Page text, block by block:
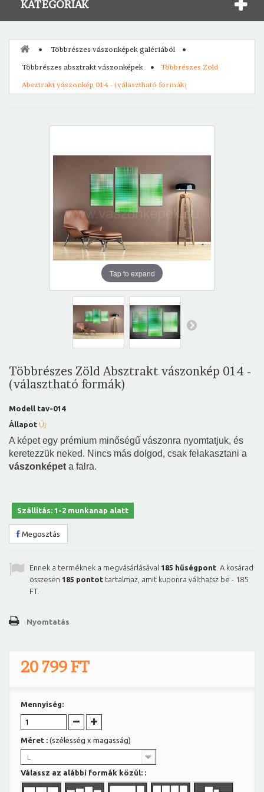
KATEGÓRIÁK
Többrészes vászonképek galériából
Többrészes absztrakt vászonképek
Többrészes Zöld
Absztrakt vászonkép 014 - (választható formák)
Tap to expand
Többrészes Zöld Absztrakt vászonkép 014 -
(választható formák)
Modell tav-014
Állapot Új
A képet egy prémium minőségű vászonra nyomtatjuk, és
keretezzük neked. Nincs más dolgod, csak felakasztani a
vászonképet a falra.
Szállítás: 1-2 munkanap alatt
Megosztás
Ennek a terméknek a megvásárlásával 185 hűségpont . A kosárad
összesen 185 pontot tartalmaz, amit kuponra válthatsz be - 185
FT.
Nyomtatás
20 799 FT
Mennyiség:
Méret : (szélesség x magasság)
L
Válassz az alábbi formák közül: :